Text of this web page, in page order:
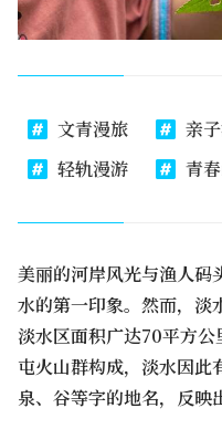
文青漫旅 亲
轻轨漫游
青
美丽的河岸风光与渔人码
水的第一印象。然而，淡
淡水区面积广达70平方
屯火山群构成，淡水因此
泉、谷等字的地名，反映